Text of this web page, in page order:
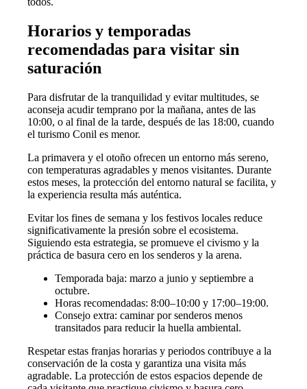
Horarios y temporadas
recomendadas para visitar sin
saturación
Para disfrutar de la tranquilidad y evitar multitudes, se
aconseja acudir temprano por la mañana, antes de las
10:00, o al final de la tarde, después de las 18:00, cuando
el turismo Conil es menor.
La primavera y el otoño ofrecen un entorno más sereno,
con temperaturas agradables y menos visitantes. Durante
estos meses, la protección del entorno natural se facilita, y
la experiencia resulta más auténtica.
Evitar los fines de semana y los festivos locales reduce
significativamente la presión sobre el ecosistema.
Siguiendo esta estrategia, se promueve el civismo y la
práctica de basura cero en los senderos y la arena.
Temporada baja: marzo a junio y septiembre a
octubre.
Horas recomendadas: 8:00–10:00 y 17:00–19:00.
Consejo extra: caminar por senderos menos
transitados para reducir la huella ambiental.
Respetar estas franjas horarias y periodos contribuye a la
conservación de la costa y garantiza una visita más
agradable. La protección de estos espacios depende de